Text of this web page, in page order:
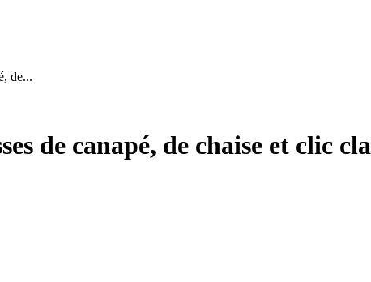
de...
de canapé, de chaise et clic